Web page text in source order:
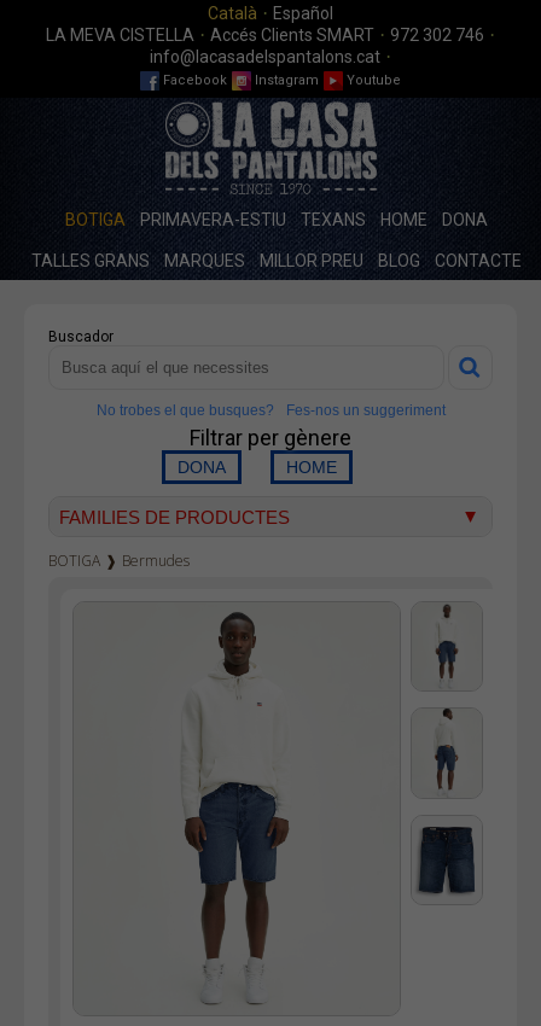
Català · Español
LA MEVA CISTELLA · Accés Clients SMART · 972 302 746 ·
info@lacasadelspantalons.cat ·
Facebook Instagram Youtube
BOTIGA PRIMAVERA-ESTIU TEXANS HOME DONA
TALLES GRANS MARQUES MILLOR PREU BLOG CONTACTE
Buscador
No trobes el que busques? Fes-nos un suggeriment
Filtrar per gènere
FAMILIES DE PRODUCTES
Texà home
BOTIGA ❱ Bermudes